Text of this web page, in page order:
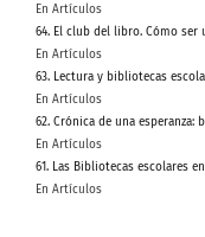
En Artículos
64. El club del libro. Cómo
En Artículos
63. Lectura y bibliotecas
En Artículos
62. Crónica de una
En Artículos
61. Las Bibliotecas escolares
En Artículos